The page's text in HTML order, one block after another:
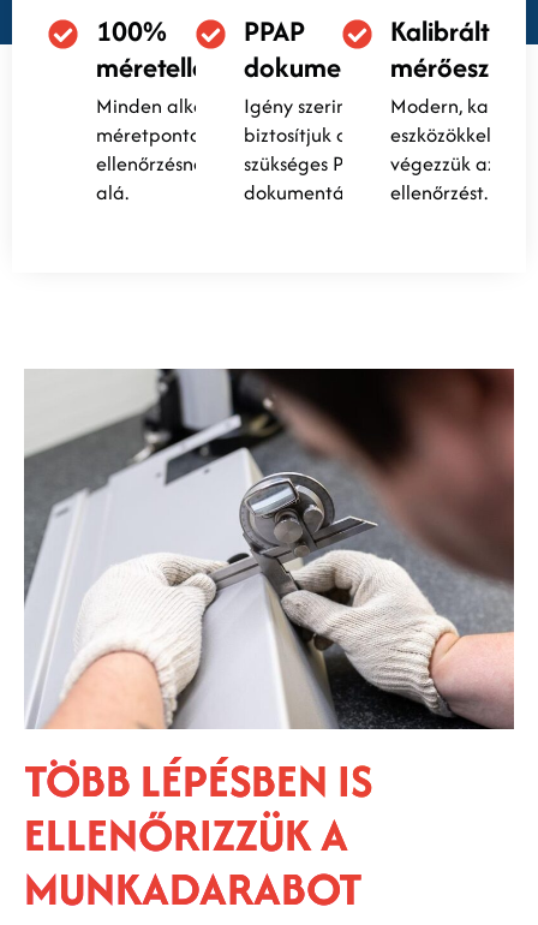
100%
méretellenőrzés
Minden alkatrészt
méretpontossági
ellenőrzésnek vetünk
alá.
PPAP
dokumentáció
Igény szerint
biztosítjuk a
szükséges PPAP
dokumentációt.
Kalibrált
Modern,
eszközökkel
végezzük az
ellenőrzést.
TÖBB LÉPÉSBEN IS
ELLENŐRIZZÜK A
MUNKADARABOT